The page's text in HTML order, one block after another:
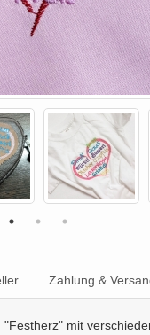
Zahlung &
"Festherz" mit